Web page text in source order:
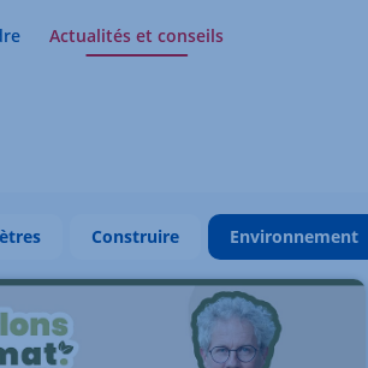
Actualités et conseils
Construire Environnement